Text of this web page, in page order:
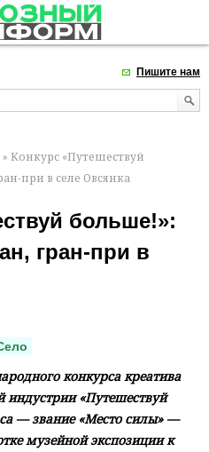
Пишите нам
» Конкурс «Путешествуй
при в селе Овсянка
больше!»:
гран-при в
конкурса креатива
индустрии «Путешествуй
— звание «Место силы» —
музейной экспозиции к